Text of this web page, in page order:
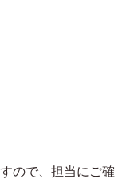
ので、担当にご確